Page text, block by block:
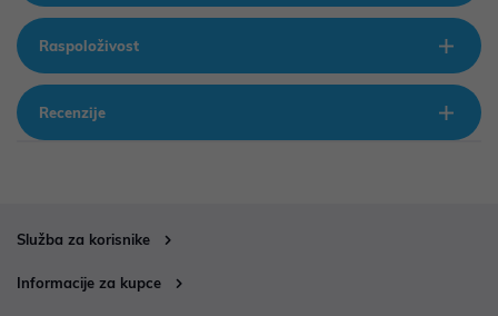
Raspoloživost
Recenzije
Služba za korisnike
Informacije za kupce